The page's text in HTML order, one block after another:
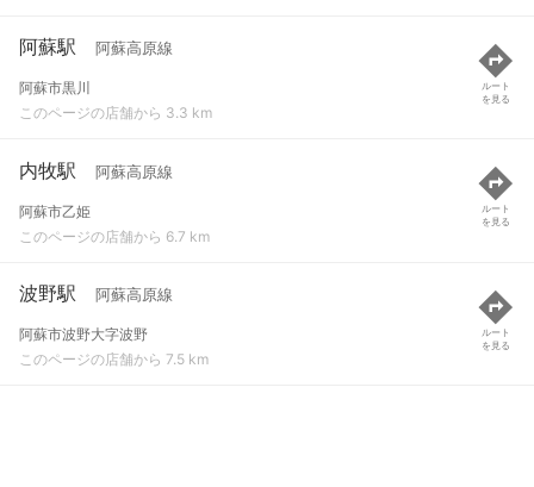
阿蘇駅 阿蘇高原線
阿蘇市黒川
このページの店舗から 3.3 km
ルート
を見る
内牧駅 阿蘇高原線
阿蘇市乙姫
このページの店舗から 6.7 km
ルート
を見る
波野駅 阿蘇高原線
阿蘇市波野大字波野
このページの店舗から 7.5 km
ルート
を見る